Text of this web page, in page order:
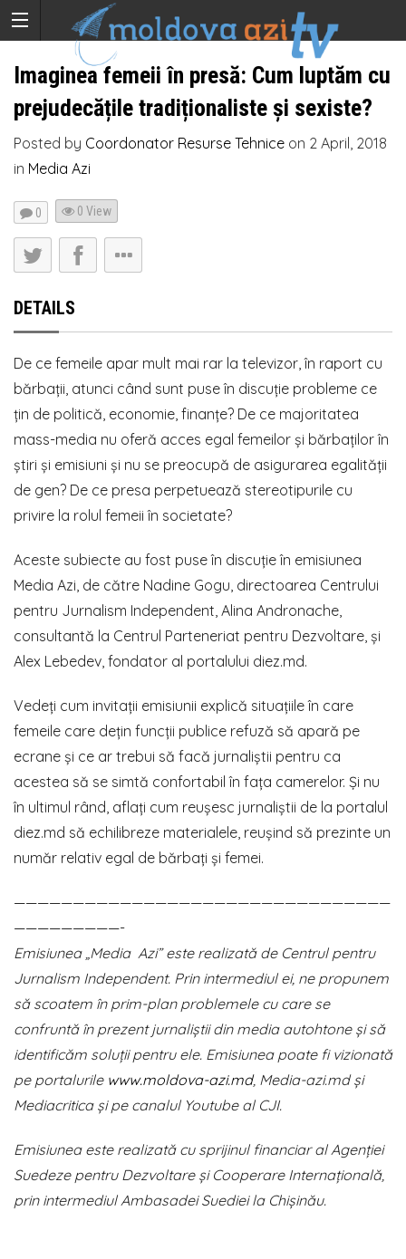
Imaginea femeii în presă: Cum luptăm cu
prejudecățile tradiționaliste și sexiste?
Posted by Coordonator Resurse Tehnice on 2 April, 2018
in Media Azi
0 0 View
DETAILS
De ce femeile apar mult mai rar la televizor, în raport cu
bărbații, atunci când sunt puse în discuție probleme ce
țin de politică, economie, finanțe? De ce majoritatea
mass-media nu oferă acces egal femeilor și bărbaților în
știri și emisiuni și nu se preocupă de asigurarea egalității
de gen? De ce presa perpetuează stereotipurile cu
privire la rolul femeii în societate?
Aceste subiecte au fost puse în discuție în emisiunea
Media Azi, de către Nadine Gogu, directoarea Centrului
pentru Jurnalism Independent, Alina Andronache,
consultantă la Centrul Parteneriat pentru Dezvoltare, și
Alex Lebedev, fondator al portalului diez.md.
Vedeți cum invitații emisiunii explică situațiile în care
femeile care dețin funcții publice refuză să apară pe
ecrane și ce ar trebui să facă jurnaliștii pentru ca
acestea să se simtă confortabil în fața camerelor. Și nu
în ultimul rând, aflați cum reușesc jurnaliștii de la portalul
diez.md să echilibreze materialele, reușind să prezinte un
număr relativ egal de bărbați și femei.
————————————————————————————————
—————————-
Emisiunea „Media Azi” este realizată de Centrul pentru
Jurnalism Independent. Prin intermediul ei, ne propunem
să scoatem în prim-plan problemele cu care se
confruntă în prezent jurnaliștii din media autohtone și să
identificăm soluții pentru ele. Emisiunea poate fi vizionată
pe portalurile www.moldova-azi.md, Media-azi.md și
Mediacritica și pe canalul Youtube al CJI.
Emisiunea este realizată cu sprijinul financiar al Agenției
Suedeze pentru Dezvoltare și Cooperare Internațională,
prin intermediul Ambasadei Suediei la Chișinău.